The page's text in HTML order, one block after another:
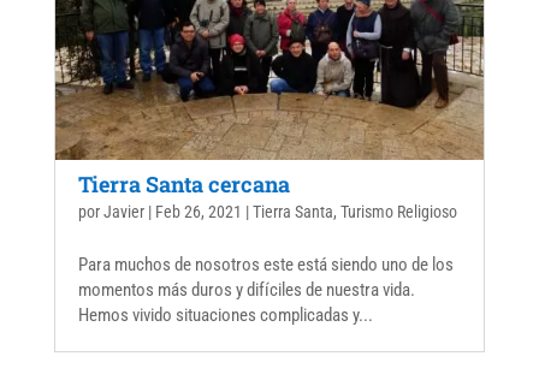
Tierra Santa cercana
porJavier| Feb 26, 2021 |Tierra Santa, Turismo Religioso
Para muchos de nosotros este está siendo uno de los
momentos más duros y difíciles de nuestra vida.
Hemos vivido situaciones complicadas y...